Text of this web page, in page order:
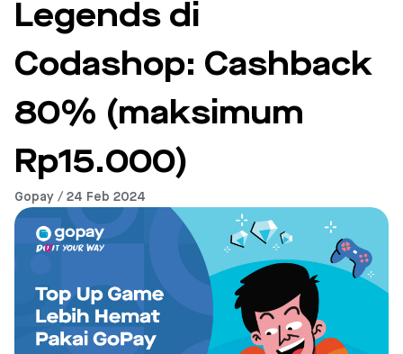
Legends di
Codashop: Cashback
80% (maksimum
Rp15.000)
Gopay / 24 Feb 2024